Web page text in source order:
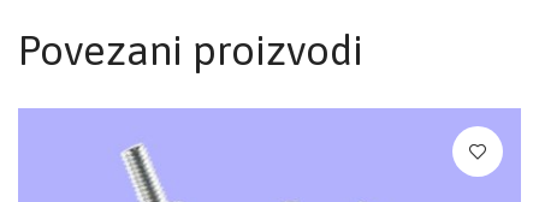
Povezani proizvodi